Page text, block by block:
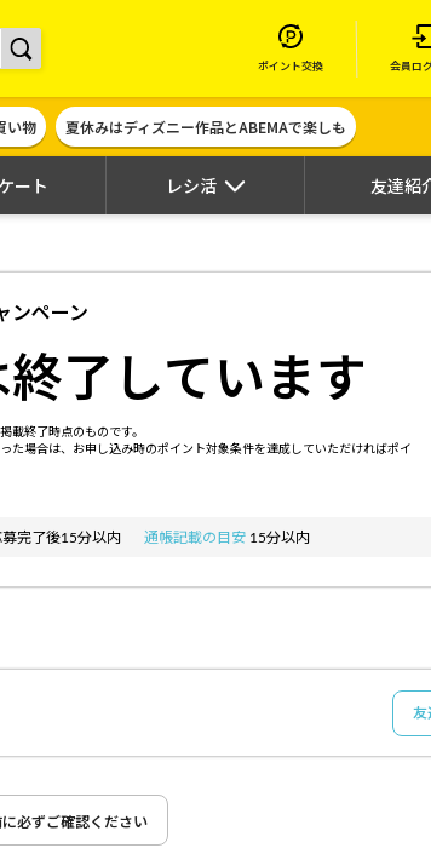
ト | ハピタス
ポイント交換 会員ロ
い物 夏休みはディズニー作品とABEMAで楽しも
ート レシ活 友達紹
ンペーン
了しています
載終了時点のものです。
た場合は、お申し込み時のポイント対象条件を達成していただければポイ
完了後15分以内 通帳記載の目安 15分以内
友
必ずご確認ください